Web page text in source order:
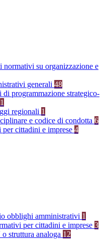
normativi su organizzazione e
generali 48
di programmazione strategico-
1
regionali 1
e codice di condotta 6
cittadini e imprese 4
obblighi amministrativi 1
per cittadini e imprese 3
struttura analoga 12